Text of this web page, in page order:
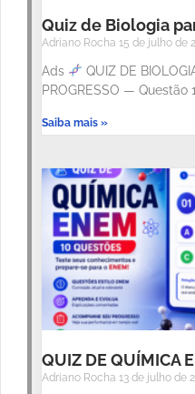
Quiz de Biologia
Adriano Rocha 15 de julho de
Ads
QUIZ DE
PROGRESSO — Questão
Saiba mais »
QUIZ DE QUÍMICA
Adriano Rocha 13 de julho de